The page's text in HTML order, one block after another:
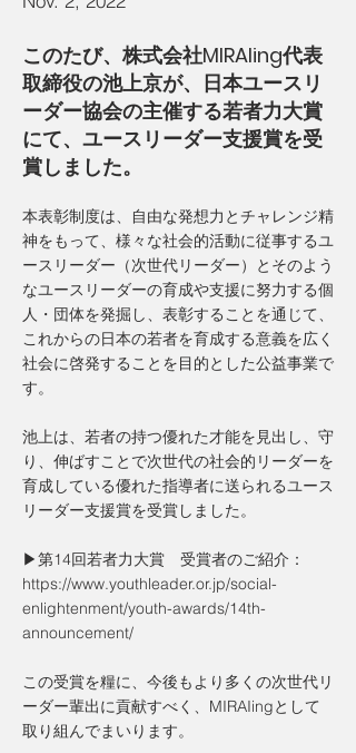
このたび、株式会社MIRAIing代表
取締役の池上京が、日本ユースリ
ーダー協会の主催する若者力大賞
にて、ユースリーダー支援賞を受
賞しました。
本表彰制度は、自由な発想力とチャレンジ精
神をもって、様々な社会的活動に従事するユ
ースリーダー（次世代リーダー）とそのよう
なユースリーダーの育成や支援に努力する個
人・団体を発掘し、表彰することを通じて、
これからの日本の若者を育成する意義を広く
社会に啓発することを目的とした公益事業で
す。
池上は、若者の持つ優れた才能を見出し、守
り、伸ばすことで次世代の社会的リーダーを
育成している優れた指導者に送られるユース
リーダー支援賞を受賞しました。
▶第14回若者力大賞 受賞者のご紹介：
https://www.youthleader.or.jp/social-
enlightenment/youth-awards/14th-
announcement/
この受賞を糧に、今後もより多くの次世代リ
ーダー輩出に貢献すべく、MIRAIingとして
取り組んでまいります。